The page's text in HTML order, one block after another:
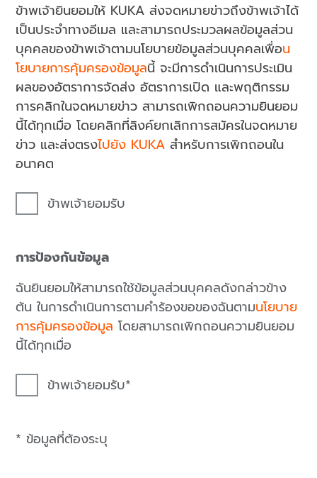
ข้าพเจ้ายินยอมให้ KUKA ส่งจดหมายข่าวถึงข้าพเจ้าได้
เป็นประจำทางอีเมล และสามารถประมวลผลข้อมูลส่วน
บุคคลของข้าพเจ้าตามนโยบายข้อมูลส่วนบุคคลเพื่อน
โยบายการคุ้มครองข้อมูลนี้ จะมีการดำเนินการประเมิน
ผลของอัตราการจัดส่ง อัตราการเปิด และพฤติกรรม
การคลิกในจดหมายข่าว สามารถเพิกถอนความยินยอม
นี้ได้ทุกเมื่อ โดยคลิกที่ลิงค์ยกเลิกการสมัครในจดหมาย
ข่าว และส่งตรงไปยัง KUKA สำหรับการเพิกถอนใน
อนาคต
ข้าพเจ้ายอมรับ
การป้องกันข้อมูล
ฉันยินยอมให้สามารถใช้ข้อมูลส่วนบุคคลดังกล่าวข้าง
ต้น ในการดำเนินการตามคำร้องขอของฉันตามนโยบาย
การคุ้มครองข้อมูล โดยสามารถเพิกถอนความยินยอม
นี้ได้ทุกเมื่อ
ข้าพเจ้ายอมรับ
* ข้อมูลที่ต้องระบุ